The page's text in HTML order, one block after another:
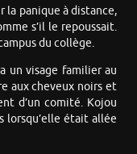
la panique à distance,
s’il le repoussait.
du collège.
un visage familier au
aux cheveux noirs et
d’un comité. Kojou
lorsqu’elle était allée